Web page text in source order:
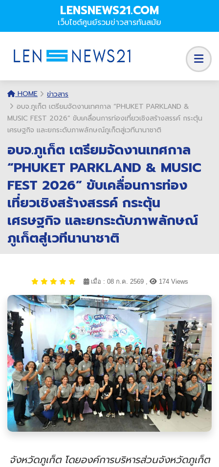
LENSNEWS21.COM
เว็บไซต์ศูนย์รวมข่าวสารทันสมัย
HOME
ข่าวสาร
อบจ.ภูเก็ต เตรียมจัดงานเทศกาล “PHUKET PARKLAND &
MUSIC FEST 2026” ขับเคลื่อนการท่องเที่ยวเชิงสร้างสรรค์ กระตุ้น
เศรษฐกิจ และยกระดับภาพลักษณ์ภูเก็ตสู่เวทีนานาชาติ
อบจ.ภูเก็ต เตรียมจัดงานเทศกาล
“PHUKET PARKLAND & MUSIC
FEST 2026” ขับเคลื่อนการท่อง
เที่ยวเชิงสร้างสรรค์ กระตุ้น
เศรษฐกิจ และยกระดับภาพลักษณ์
ภูเก็ตสู่เวทีนานาชาติ
เมื่อ : 08 ก.ค. 2569 , 174 Views
จังหวัดภูเก็ต โดยองค์การบริหารส่วนจังหวัดภูเก็ต